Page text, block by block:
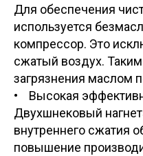
Для обеспечения
используется
компрессор. Это
сжатый воздух.
загрязнения маслом
• Высокая
Двухшнековый
внутреннего сжатия
повышение